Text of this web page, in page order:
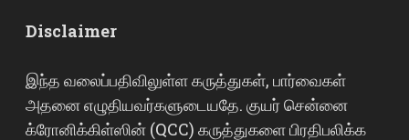
Disclaimer
இந்த வலைப்பதிவிலுள்ள கருத்துகள், பார்வைகள்
அதனை எழுதியவர்களுடையதே. குயர் சென்னை
க்ரோனிக்கிள்ஸின் (QCC) கருத்துகளை பிரதிபலிக்க